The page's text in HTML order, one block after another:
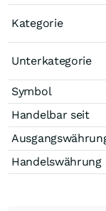
Kategorie
Unterkategorie
Symbol
Handelbar seit
Handelswährung